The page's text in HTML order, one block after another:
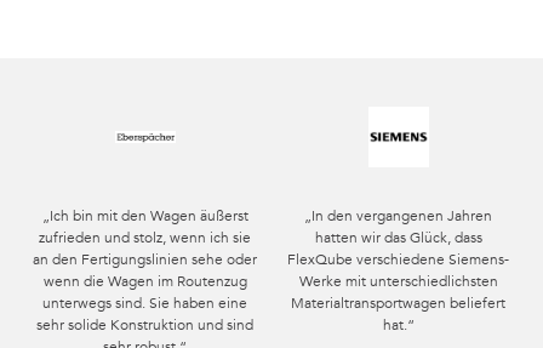
„Ich bin mit den Wagen äußerst
zufrieden und stolz, wenn ich sie
an den Fertigungslinien sehe oder
wenn die Wagen im Routenzug
unterwegs sind. Sie haben eine
sehr solide Konstruktion und sind
„In den vergangenen Jahren
hatten wir das Glück, dass
FlexQube verschiedene Siemens-
Werke mit unterschiedlichsten
Materialtransportwagen beliefert
hat.“